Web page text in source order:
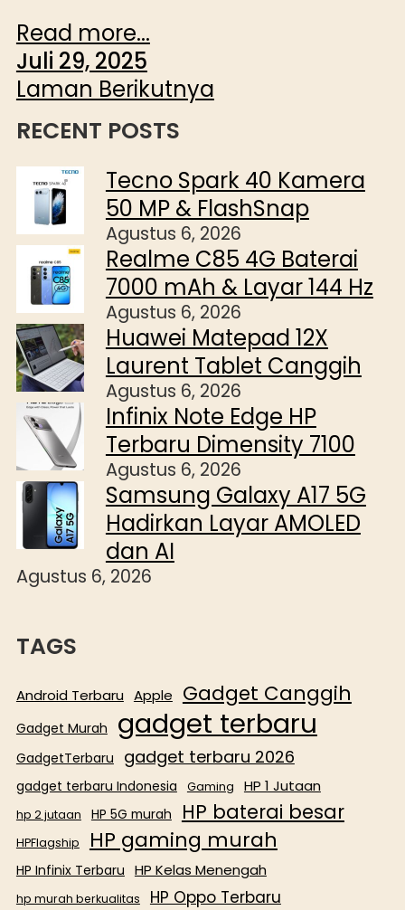
Read more...
Juli 29, 2025
Laman Berikutnya
RECENT POSTS
Tecno Spark 40 Kamera
50 MP & FlashSnap
Agustus 6, 2026
Realme C85 4G Baterai
7000 mAh & Layar 144 Hz
Agustus 6, 2026
Huawei Matepad 12X
Laurent Tablet Canggih
Agustus 6, 2026
Infinix Note Edge HP
Terbaru Dimensity 7100
Agustus 6, 2026
Samsung Galaxy A17 5G
Hadirkan Layar AMOLED
dan AI
Agustus 6, 2026
TAGS
Android Terbaru Apple Gadget Canggih
Gadget Murah gadget terbaru
GadgetTerbaru gadget terbaru 2026
gadget terbaru Indonesia Gaming HP 1 Jutaan
hp 2 jutaan HP 5G murah HP baterai besar
HPFlagship HP gaming murah
HP Infinix Terbaru HP Kelas Menengah
hp murah berkualitas HP Oppo Terbaru